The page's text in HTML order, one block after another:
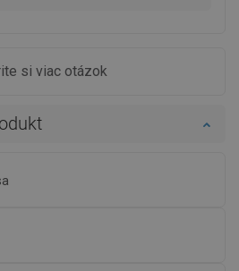
si viac otázok